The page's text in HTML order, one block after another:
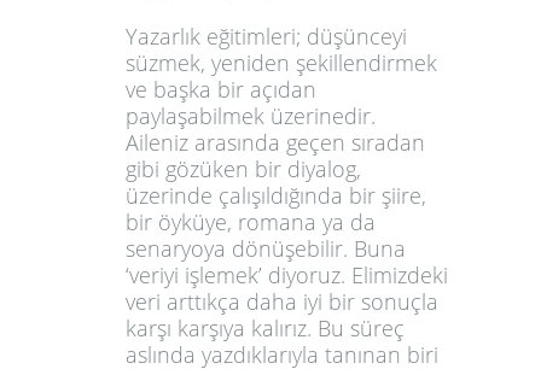
Yazarlık eğitimleri; düşünceyi
süzmek, yeniden şekillendirmek
ve başka bir açıdan
paylaşabilmek üzerinedir.
Aileniz arasında geçen sıradan
gibi gözüken bir diyalog,
üzerinde çalışıldığında bir şiire,
bir öyküye, romana ya da
senaryoya dönüşebilir. Buna
‘veriyi işlemek’ diyoruz. Elimizdeki
veri arttıkça daha iyi bir sonuçla
karşı karşıya kalırız. Bu süreç
aslında yazdıklarıyla tanınan biri